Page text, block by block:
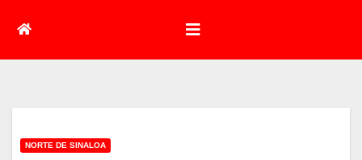
NORTE DE SINALOA